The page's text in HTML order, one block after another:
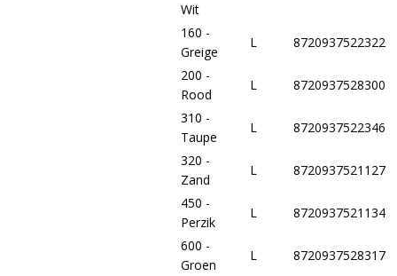
Wit
160 -
Greige
L
8720937522322
200 -
Rood
L
8720937528300
310 -
Taupe
L
8720937522346
320 -
Zand
L
8720937521127
450 -
Perzik
L
8720937521134
600 -
Groen
L
8720937528317